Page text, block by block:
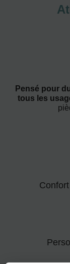
Pensé pour
tous les